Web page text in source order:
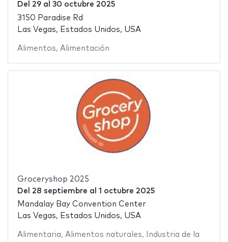
Del 29al 30 octubre 2025
3150 Paradise Rd
Las Vegas, Estados Unidos, USA
Alimentos, Alimentación
Groceryshop 2025
Del 28 septiembre al 1 octubre 2025
Mandalay Bay Convention Center
Las Vegas, Estados Unidos, USA
Alimentaria, Alimentos naturales, Industria de la